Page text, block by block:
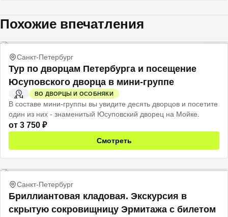
Похожие впечатления
Санкт-Петербург
Тур по дворцам Петербурга и посещение
Юсуповского дворца в мини-группе
4 Ч
ВО ДВОРЦЫ И ОСОБНЯКИ
В составе мини-группы вы увидите десять дворцов и посетите
один из них - знаменитый Юсуповский дворец на Мойке.
от 3 750 ₽
Смотреть
Санкт-Петербург
Бриллиантовая кладовая. Экскурсия в
скрытую сокровищницу Эрмитажа с билетом